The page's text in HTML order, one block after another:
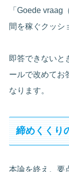
「Goede vraag
間を稼ぐクッシ
即答できないと
ールで改めてお
なります。
締めくくり
本論を終え、要